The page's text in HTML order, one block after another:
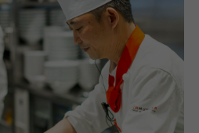
店舗展開をしてきました
海外にも出店を進めており、
ます！